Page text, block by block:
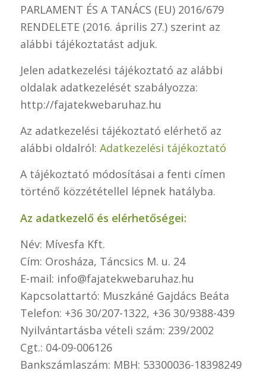
PARLAMENT ÉS A TANÁCS (EU) 2016/679
RENDELETE (2016. április 27.) szerint az
alábbi tájékoztatást adjuk.
Jelen adatkezelési tájékoztató az alábbi
oldalak adatkezelését szabályozza:
http://fajatekwebaruhaz.hu
Az adatkezelési tájékoztató elérhető az
alábbi oldalról: Adatkezelési tájékoztató
A tájékoztató módosításai a fenti címen
történő közzététellel lépnek hatályba.
Az adatkezelő és elérhetőségei:
Név: Mívesfa Kft.
Cím: Orosháza, Táncsics M. u. 24
E-mail: info@fajatekwebaruhaz.hu
Kapcsolattartó: Muszkáné Gajdács Beáta
Telefon: +36 30/207-1322, +36 30/9388-439
Nyilvántartásba vételi szám: 239/2002
Cgt.: 04-09-006126
Bankszámlaszám: MBH: 53300036-18398249